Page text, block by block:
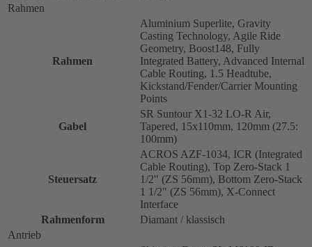
Rahmen
Rahmen
Aluminium Superlite, Gravity
Casting Technology, Agile Ride
Geometry, Boost148, Fully
Integrated Battery, Advanced Internal
Cable Routing, 1.5 Headtube,
Kickstand/Fender/Carrier Mounting
Points
Gabel
SR Suntour X1-32 LO-R Air,
Tapered, 15x110mm, 120mm (27.5:
100mm)
Steuersatz
ACROS AZF-1034, ICR (Integrated
Cable Routing), Top Zero-Stack 1
1/2" (ZS 56mm), Bottom Zero-Stack
1 1/2" (ZS 56mm), X-Connect
Interface
Rahmenform
Diamant / klassisch
Antrieb